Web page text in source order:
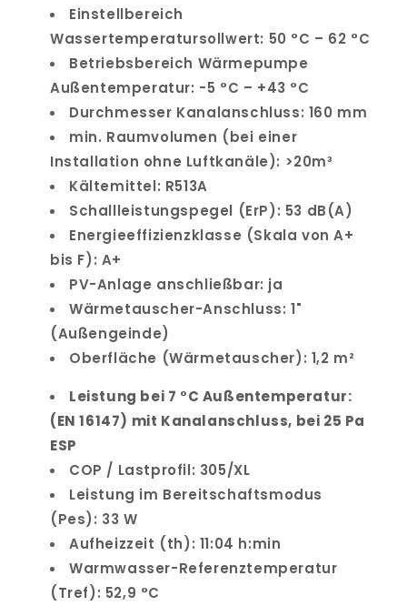
Einstellbereich
Wassertemperatursollwert: 50 °C – 62 °C
Betriebsbereich Wärmepumpe
Außentemperatur: -5 °C – +43 °C
Durchmesser Kanalanschluss: 160 mm
min. Raumvolumen (bei einer
Installation ohne Luftkanäle): >20m³
Kältemittel: R513A
Schallleistungspegel (ErP): 53 dB(A)
Energieeffizienzklasse (Skala von A+
bis F): A+
PV-Anlage anschließbar: ja
Wärmetauscher-Anschluss: 1"
(Außengeinde)
Oberfläche (Wärmetauscher): 1,2 m²
Leistung bei 7 °C Außentemperatur:
(EN 16147) mit Kanalanschluss, bei 25 Pa
ESP
COP / Lastprofil: 305/XL
Leistung im Bereitschaftsmodus
(Pes): 33 W
Aufheizzeit (th): 11:04 h:min
Warmwasser-Referenztemperatur
(Tref): 52,9 °C